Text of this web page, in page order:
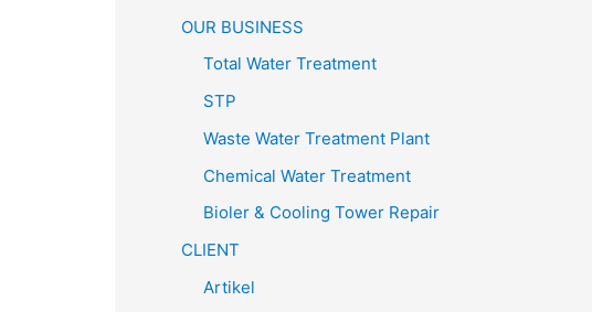
OUR BUSINESS
Total Water Treatment
STP
Waste Water Treatment Plant
Chemical Water Treatment
Bioler & Cooling Tower Repair
CLIENT
Artikel